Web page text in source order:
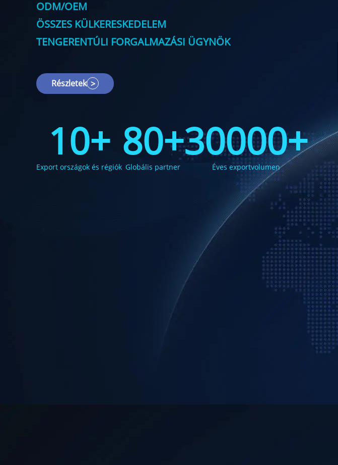
ODM/OEM
ÖSSZES KÜLKERESKEDELEM
TENGERENTÚLI FORGALMAZÁSI ÜGYNÖK
Részletek >
10+
Export országok és régiók
80+
Globális partner
30000+
Éves exportvolumen